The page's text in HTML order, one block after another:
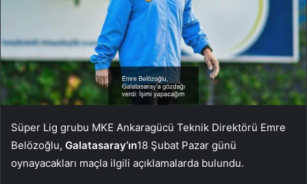
Süper Lig grubu MKE Ankaragücü Teknik Direktörü Emre
Belözoğlu, Galatasaray’ın18 Şubat Pazar günü
oynayacakları maçla ilgili açıklamalarda bulundu.